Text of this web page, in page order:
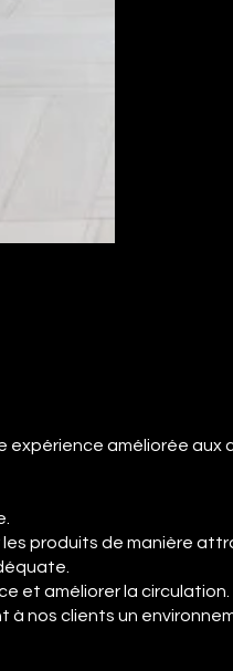
expérience améliorée aux
produits de manière
et améliorer la circulation.
nos clients un